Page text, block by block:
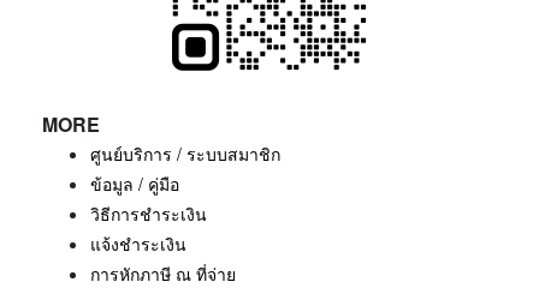
MORE
ศูนย์บริการ / ระบบสมาชิก
ข้อมูล / คู่มือ
วิธีการชำระเงิน
แจ้งชำระเงิน
การหักภาษี ณ ที่จ่าย